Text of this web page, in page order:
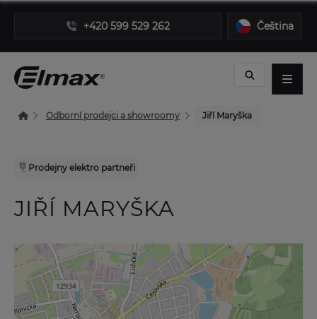
+420 599 529 262 Čeština
Odborní prodejci a showroomy Jiří Maryška
Prodejny elektro partneři
JIŘÍ MARYŠKA